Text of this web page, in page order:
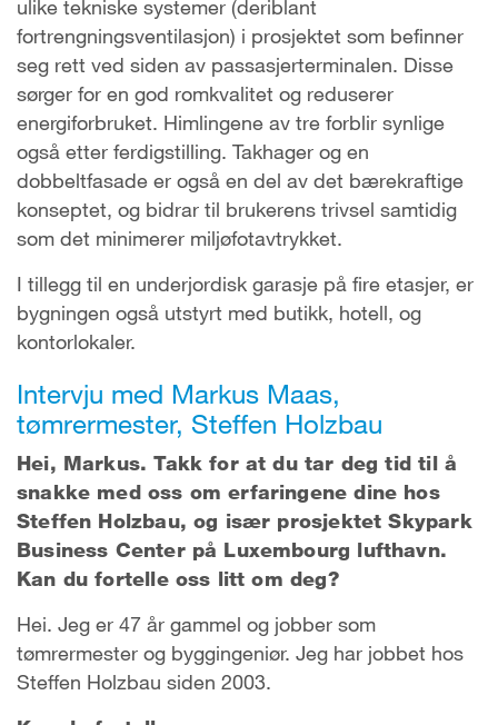
ulike tekniske systemer (deriblant
fortrengningsventilasjon) i prosjektet som befinner
seg rett ved siden av passasjerterminalen. Disse
sørger for en god romkvalitet og reduserer
energiforbruket. Himlingene av tre forblir synlige
også etter ferdigstilling. Takhager og en
dobbeltfasade er også en del av det bærekraftige
konseptet, og bidrar til brukerens trivsel samtidig
som det minimerer miljøfotavtrykket.
I tillegg til en underjordisk garasje på fire etasjer, er
bygningen også utstyrt med butikk, hotell, og
kontorlokaler.
Intervju med Markus Maas,
tømrermester, Steffen Holzbau
Hei, Markus. Takk for at du tar deg tid til å
snakke med oss om erfaringene dine hos
Steffen Holzbau, og især prosjektet Skypark
Business Center på Luxembourg lufthavn.
Kan du fortelle oss litt om deg?
Hei. Jeg er 47 år gammel og jobber som
tømrermester og byggingeniør. Jeg har jobbet hos
Steffen Holzbau siden 2003.